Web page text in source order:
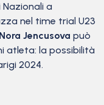
a
nel time trial U23
Nora Jencusova può
atleta: la possibilità
2024.